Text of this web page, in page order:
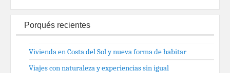
Porqués recientes
Vivienda en Costa del Sol y nueva forma de habitar
Viajes con naturaleza y experiencias sin igual